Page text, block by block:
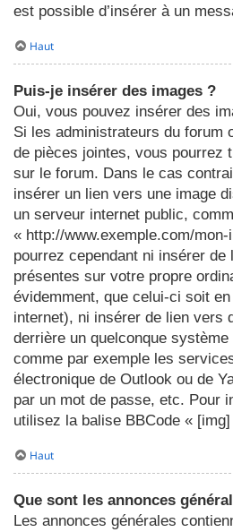
est possible d’insérer à un
Haut
Puis-je insérer des images ?
Oui, vous pouvez insérer des
Si les administrateurs du forum
de pièces jointes, vous pourrez
sur le forum. Dans le cas
insérer un lien vers une image
un serveur internet public,
« http://www.exemple.com/
pourrez cependant ni insérer de
présentes sur votre propre
évidemment, que celui-ci soit
internet), ni insérer de lien vers
derrière un quelconque système
comme par exemple les
électronique de Outlook ou de
par un mot de passe, etc. Pour
utilisez la balise BBCode « [img]
Haut
Que sont les annonces
Les annonces générales